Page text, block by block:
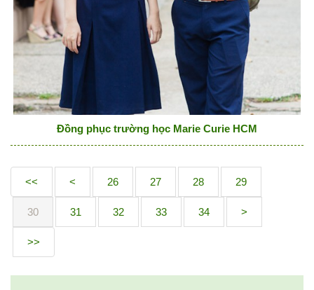
Đồng phục trường học Marie Curie HCM
<< < 26 27 28 29
30 31 32 33 34 >
>>